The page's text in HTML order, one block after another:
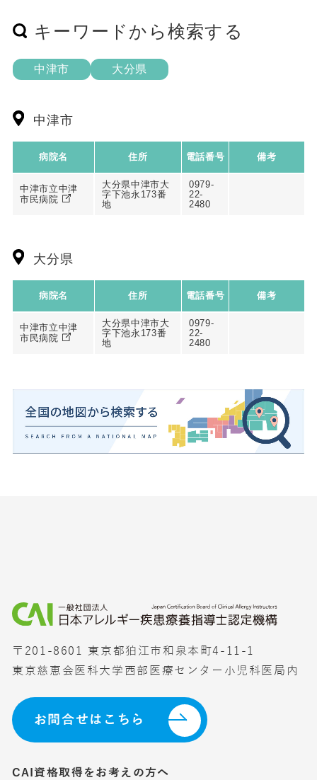
キーワードから検索する
中津市 大分県
中津市
病院名 住所 電話番号 備考
中津市立中津
市民病院
大分県中津市大
字下池永173番
地
0979-
22-
2480
大分県
病院名 住所 電話番号 備考
中津市立中津
市民病院
大分県中津市大
字下池永173番
地
0979-
22-
2480
〒201-8601 東京都狛江市和泉本町4-11-1
東京慈恵会医科大学西部医療センター小児科医局内
お問合せはこちら
CAI資格取得をお考えの方へ